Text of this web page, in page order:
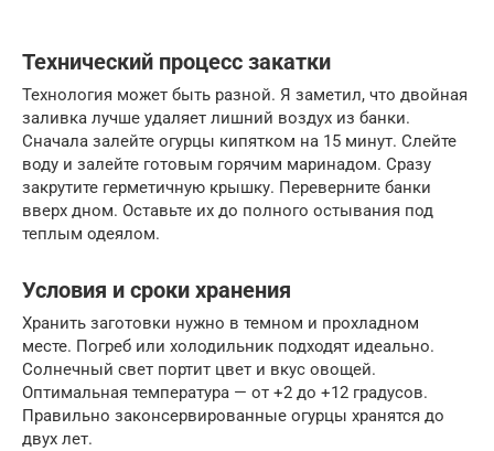
Технический процесс закатки
Технология может быть разной. Я заметил, что двойная
заливка лучше удаляет лишний воздух из банки.
Сначала залейте огурцы кипятком на 15 минут. Слейте
воду и залейте готовым горячим маринадом. Сразу
закрутите герметичную крышку. Переверните банки
вверх дном. Оставьте их до полного остывания под
теплым одеялом.
Условия и сроки хранения
Хранить заготовки нужно в темном и прохладном
месте. Погреб или холодильник подходят идеально.
Солнечный свет портит цвет и вкус овощей.
Оптимальная температура — от +2 до +12 градусов.
Правильно законсервированные огурцы хранятся до
двух лет.